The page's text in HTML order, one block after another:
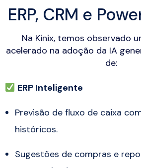
ERP, CRM e
Na Kinix, temos observado
acelerado na adoção da IA
de:
ERP Inteligente
Previsão de fluxo de caixa
históricos.
Sugestões de compras e